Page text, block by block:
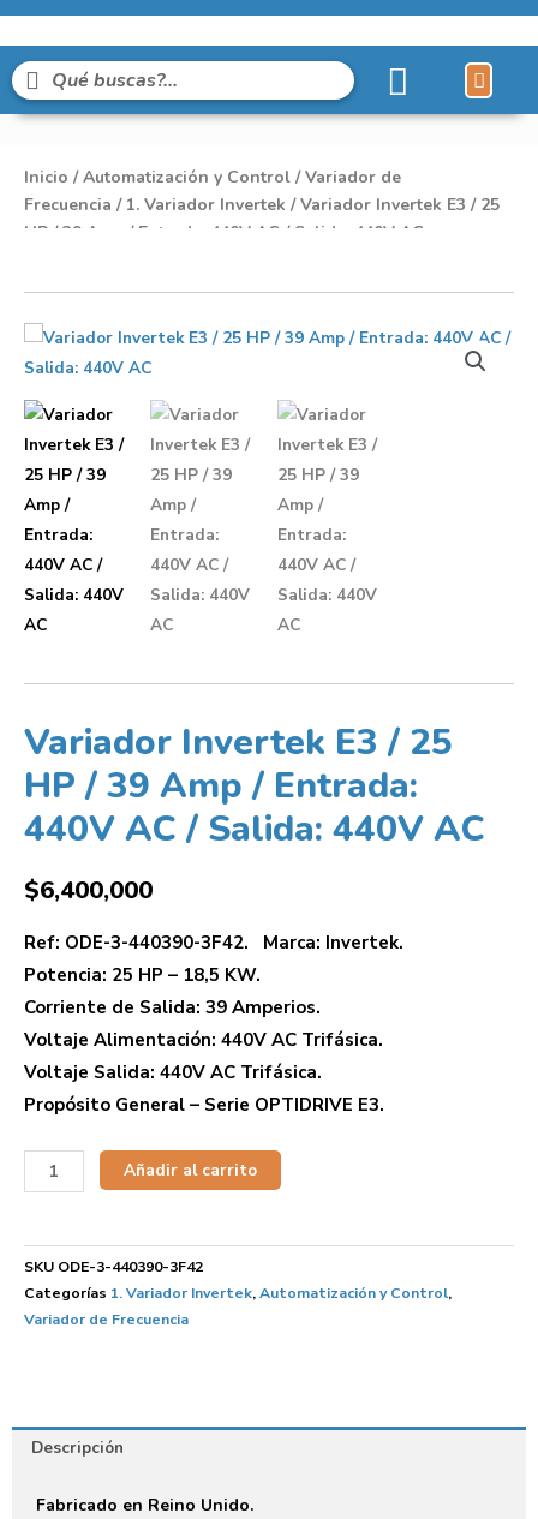
Inicio /Automatización y Control /Variador de
Frecuencia / 1. Variador Invertek / Variador Invertek E3 / 25
HP / 39 Amp / Entrada: 440V AC / Salida: 440V AC
Variador Invertek E3 / 25
HP / 39 Amp / Entrada:
440V AC / Salida: 440V AC
$6,400,000
Ref: ODE-3-440390-3F42. Marca: Invertek.
Potencia: 25 HP – 18,5 KW.
Corriente de Salida: 39 Amperios.
Voltaje Alimentación: 440V AC Trifásica.
Voltaje Salida: 440V AC Trifásica.
Propósito General – Serie OPTIDRIVE E3.
Añadir al carrito
SKU ODE-3-440390-3F42
Categorías 1. Variador Invertek,Automatización y Control,
Variador de Frecuencia
Descripción
Fabricado en Reino Unido.